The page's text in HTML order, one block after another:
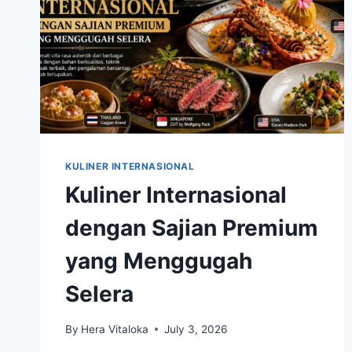
KULINER INTERNASIONAL
Kuliner Internasional
dengan Sajian Premium
yang Menggugah
Selera
By Hera Vitaloka July 3, 2026